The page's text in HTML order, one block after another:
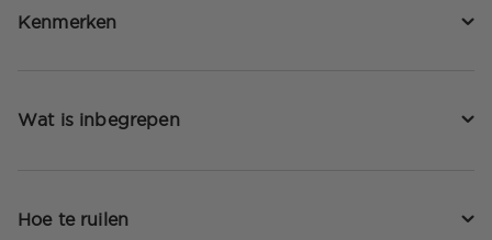
Kenmerken
Wat is inbegrepen
Hoe te ruilen